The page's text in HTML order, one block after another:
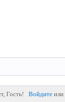
Гость! Войдитеили